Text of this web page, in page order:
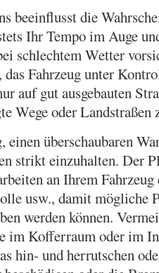
beeinflusst die
Ihr Tempo im Auge
schlechtem Wetter
das Fahrzeug unter
auf gut ausgebauten
Wege oder Landstraßen
einen überschaubaren
strikt einzuhalten. Der
an Ihrem
usw., damit mögliche
werden können.
im Kofferraum oder im
hin- und herrutschen